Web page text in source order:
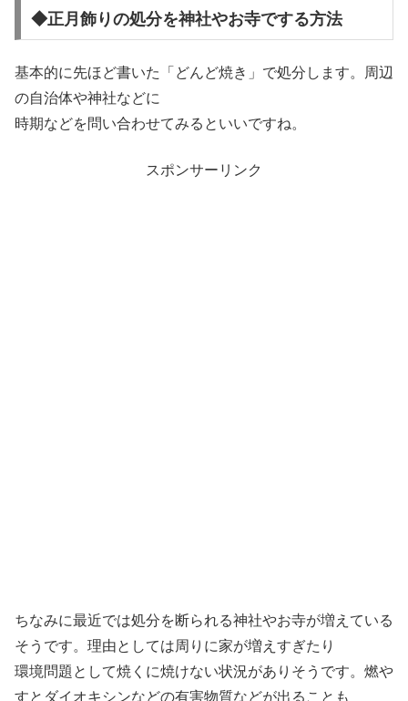
◆正月飾りの処分を神社やお寺でする方法
基本的に先ほど書いた「どんど焼き」で処分します。周辺
の自治体や神社などに
時期などを問い合わせてみるといいですね。
スポンサーリンク
ちなみに最近では処分を断られる神社やお寺が増えている
そうです。理由としては周りに家が増えすぎたり
環境問題として焼くに焼けない状況がありそうです。燃や
すとダイオキシンなどの有害物質などが出ることも